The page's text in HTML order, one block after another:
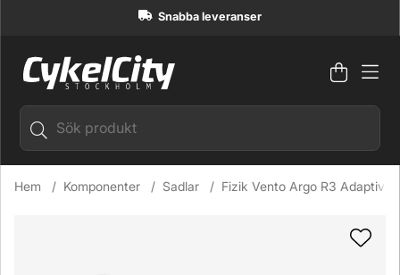
Snabba leveranser
Antal i
.
Hem Komponenter Sadlar Fizik Vento Argo R3 Adaptive